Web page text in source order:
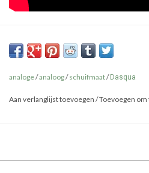
analoge/analoog/schuifmaat/ Dasqua
Aan verlanglijst toevoegen /Toevoegen